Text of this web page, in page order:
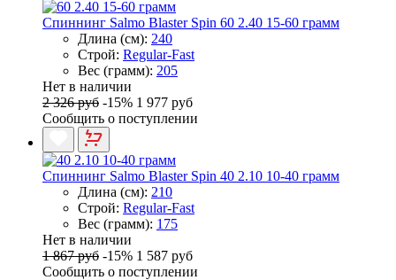
Спиннинг Salmo Blaster Spin 60 2.40 15-60 грамм
Длина (см): 240
Строй: Regular-Fast
Вес (грамм): 205
Нет в наличии
2 326 руб -15% 1 977 руб
Сообщить о поступлении
Спиннинг Salmo Blaster Spin 40 2.10 10-40 грамм
Длина (см): 210
Строй: Regular-Fast
Вес (грамм): 175
Нет в наличии
1 867 руб -15% 1 587 руб
Сообщить о поступлении